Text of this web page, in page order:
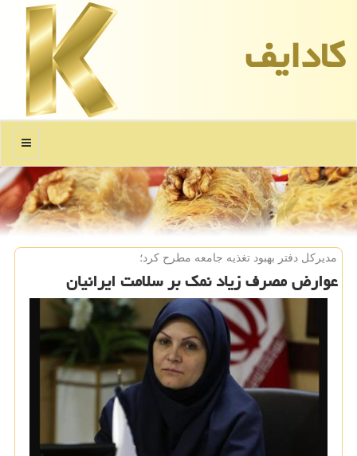
كادایف
منو
مدیركل دفتر بهبود تغذیه جامعه مطرح كرد؛
عوارض مصرف زیاد نمك بر سلامت ایرانیان